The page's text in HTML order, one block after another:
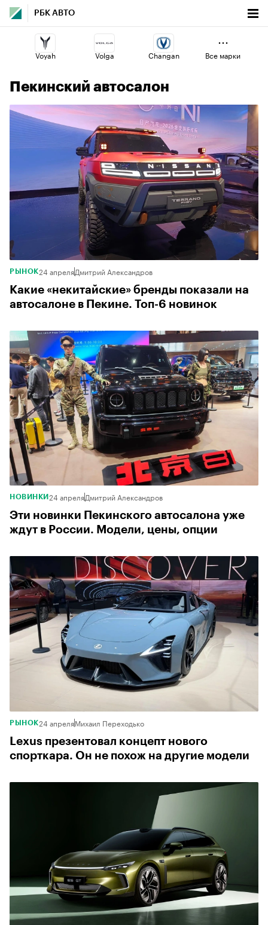
РБК АВТО
Voyah Volga Changan
Lada Jaecoo
Все марки
Пекинский автосалон
РЫНОК24 апреляДмитрий Александров
Какие «некитайские» бренды показали на
автосалоне в Пекине. Топ-6 новинок
НОВИНКИ 24 апреляДмитрий Александров
Эти новинки Пекинского автосалона уже
ждут в России. Модели, цены, опции
РЫНОК24 апреляМихаил Переходько
Lexus презентовал концепт нового
спорткара. Он не похож на другие модели